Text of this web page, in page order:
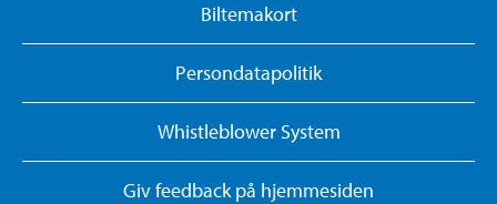
Biltemakort
Persondatapolitik
Whistleblower System
Giv feedback på hjemmesiden